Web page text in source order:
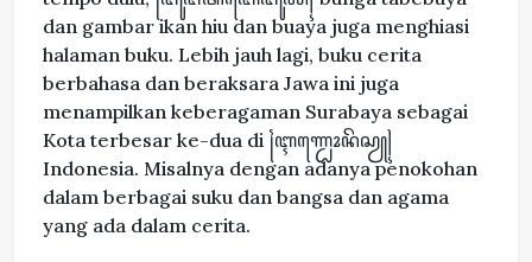
dan gambar ikan hiu dan buaya juga menghiasi
halaman buku. Lebih jauh lagi, buku cerita
berbahasa dan beraksara Jawa ini juga
menampilkan keberagaman Surabaya sebagai
Kota terbesar ke-dua di ꧌ꦇꦟ꧀ꦝꦺꦴꦤꦼꦱꦾ꧍
Indonesia. Misalnya dengan adanya penokohan
dalam berbagai suku dan bangsa dan agama
yang ada dalam cerita.